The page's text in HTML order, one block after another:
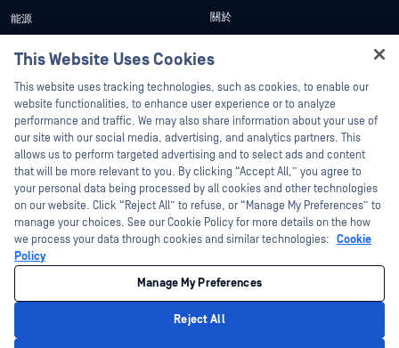
能源
支援與服務
聯繫支持人員
創建案例
技術客戶管理
專業服務
管理My OPSWAT
實施服務
技術檔案
訓練
關於
訂閱電子報
產品合規性與認證
職涯
空缺職位
聯繫我們
資源
客戶成功案例
This Website Uses Cookies
This website uses tracking technologies, such as cookies, to enable our
website functionalities, to enhance user experience or to analyze
performance and traffic. We may also share information about your use of
our site with our social media, advertising, and analytics partners. This
allows us to perform targeted advertising and to select ads and content
that will be more relevant to you. By clicking “Accept All,” you agree to
your personal data being processed by all cookies and other technologies
on our website. Click “Reject All” to refuse, or “Manage My Preferences” to
manage your choices. See our Cookie Policy for more details on the how
we process your data through cookies and similar technologies: Cookie
Policy
Manage My Preferences
Reject All
Hey there!
I'm Ozzy, your OPSWAT virtual assistant.
How can I help you secure what's critical
today?